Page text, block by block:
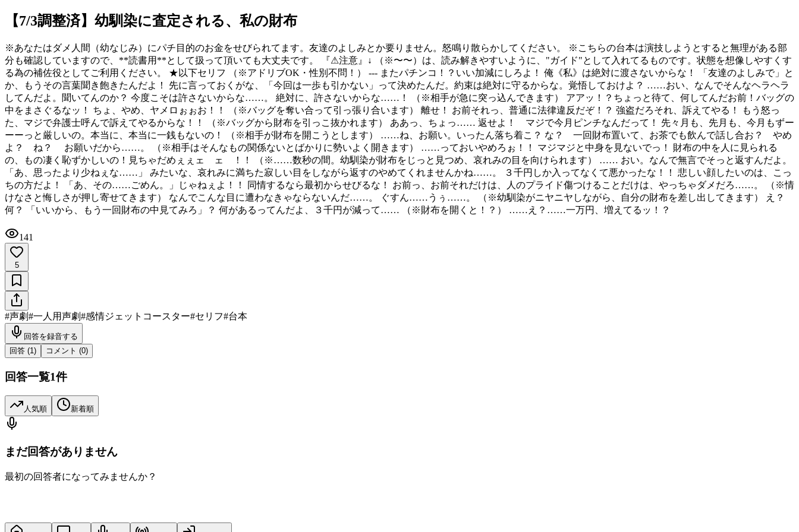
【7/3調整済】幼馴染に査定される、私の財布
※あなたはダメ人間（幼なじみ）にパチ目的のお金をせびられてます。友達のよしみとか要りません。怒鳴り散らかしてください。 ※こちらの台本は演技しようとすると無理がある部
分も確認していますので、**読書用**として扱って頂いても大丈夫です。 『⚠注意』↓ （※〜〜）は、読み解きやすいように、"ガイド"として入れてるものです。状態を想像しやすくす
る為の補佐役としてご利用ください。 ★以下セリフ （※アドリブOK・性別不問！） --- またパチンコ！？いい加減にしろよ！ 俺《私》は絶対に渡さないからな！ 「友達のよしみで」と
か、もうその言葉聞き飽きたんだよ！ 先に言っておくがな、「今回は一歩も引かない」って決めたんだ。約束は絶対に守るからな。覚悟しておけよ？ ……おい、なんでそんなヘラヘラ
してんだよ。聞いてんのか？ 今度こそは許さないからな……。 絶対に、許さないからな……！ （※相手が急に突っ込んできます） アアッ！？ちょっと待て、何してんだお前！バッグの
中をまさぐるなッ！ ちょ、やめ、ヤメロぉぉお！！ （※バッグを奪い合って引っ張り合います） 離せ！ お前それっ、普通に法律違反だぞ！？ 強盗だろそれ、訴えてやる！ もう怒っ
た、マジで弁護士呼んで訴えてやるからな！！ （※バッグから財布を引っこ抜かれます） ああっ、ちょっ…… 返せよ！ マジで今月ピンチなんだって！ 先々月も、先月も、今月もずー
ーーっと厳しいの。本当に、本当に一銭もないの！ （※相手が財布を開こうとします） ……ね、お願い。いったん落ち着こ？ な？ 一回財布置いて、お茶でも飲んで話し合お？ やめ
よ？ ね？ お願いだから……。 （※相手はそんなもの関係ないとばかりに勢いよく開きます） ……っておいやめろぉ！！ マジマジと中身を見ないでっ！ 財布の中を人に見られる
の、もの凄く恥ずかしいの！見ちゃだめぇぇェ゙ェ゙！！ （※……数秒の間。幼馴染が財布をじっと見つめ、哀れみの目を向けられます） …… おい。なんで無言でそっと返すんだよ。
「あ、思ったより少ねぇな……」 みたいな、哀れみに満ちた寂しい目をしながら返すのやめてくれませんかね……。 ３千円しか入ってなくて悪かったな！！ 悲しい顔したいのは、こっ
ちの方だよ！ 「あ、その……ごめん。」じゃねぇよ！！ 同情するなら最初からせびるな！ お前っ、お前それだけは、人のプライド傷つけることだけは、やっちゃダメだろ……。 （※情
けなさと悔しさが押し寄せてきます） なんでこんな目に遭わなきゃならないんだ……。 ぐすん……うぅ……。 （※幼馴染がニヤニヤしながら、自分の財布を差し出してきます） え？
何？ 「いいから、もう一回財布の中見てみろ」？ 何があるってんだよ、３千円が減って…… （※財布を開くと！？） ……え？……一万円、増えてるッ！？
141
5
#声劇#一人用声劇#感情ジェットコースター#セリフ#台本
回答を録音する
回答 (1 ) コメント (0)
回答一覧1件
人気順 新着順
まだ回答がありません
最初の回答者になってみませんか？